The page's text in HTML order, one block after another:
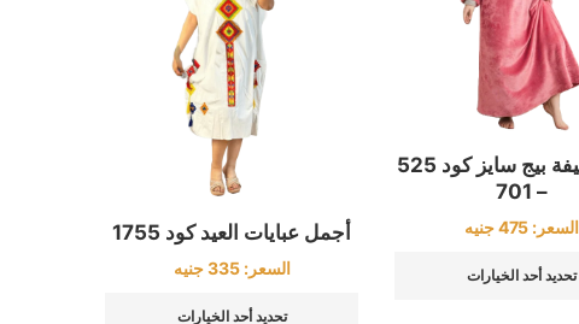
عبايا قطيفة بيج سايز كود 525
– 701
السعر:475 جنيه
تحديد أحد الخيارات
أجمل عبايات العيد كود 1755
السعر:335 جنيه
تحديد أحد الخيارات